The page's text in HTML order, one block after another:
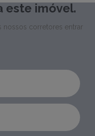
este imóvel.
nossos corretores entrar